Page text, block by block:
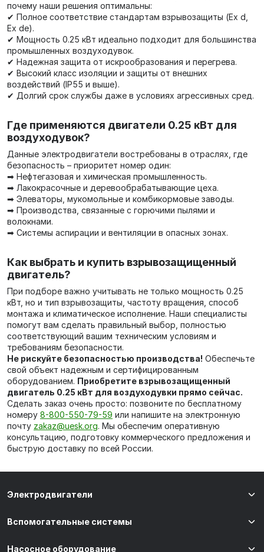
почему наши решения оптимальны:
✔ Полное соответствие стандартам взрывозащиты (Ex d,
Ex de).
✔ Мощность 0.25 кВт идеально подходит для большинства
промышленных воздуходувок.
✔ Надежная защита от искрообразования и перегрева.
✔ Высокий класс изоляции и защиты от внешних
воздействий (IP55 и выше).
✔ Долгий срок службы даже в условиях агрессивных сред.
Где применяются двигатели 0.25 кВт для
воздуходувок?
Данные электродвигатели востребованы в отраслях, где
безопасность – приоритет номер один:
➡ Нефтегазовая и химическая промышленность.
➡ Лакокрасочные и деревообрабатывающие цеха.
➡ Элеваторы, мукомольные и комбикормовые заводы.
➡ Производства, связанные с горючими пылями и
волокнами.
➡ Системы аспирации и вентиляции в опасных зонах.
Как выбрать и купить взрывозащищенный
двигатель?
При подборе важно учитывать не только мощность 0.25
кВт, но и тип взрывозащиты, частоту вращения, способ
монтажа и климатическое исполнение. Наши специалисты
помогут вам сделать правильный выбор, полностью
соответствующий вашим техническим условиям и
требованиям безопасности.
Не рискуйте безопасностью производства! Обеспечьте
свой объект надежным и сертифицированным
оборудованием. Приобретите взрывозащищенный
двигатель 0.25 кВт для воздуходувки прямо сейчас.
Сделать заказ очень просто: позвоните по бесплатному
номеру 8-800-550-79-59 или напишите на электронную
почту zakaz@uesk.org. Мы обеспечим оперативную
консультацию, подготовку коммерческого предложения и
быструю доставку по всей России.
Электродвигатели
Вспомогательные системы
Насосное оборудование